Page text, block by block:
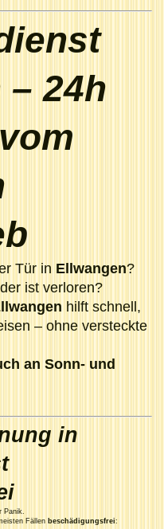
24h
Tür in Ellwangen?
ist verloren?
hilft schnell,
– ohne versteckte
an Sonn- und
in
Panik.
Fällen beschädigungsfrei: